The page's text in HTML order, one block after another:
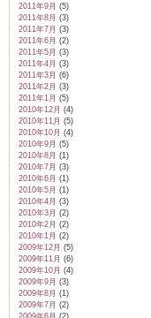
2011年9月 (5)
2011年8月 (3)
2011年7月 (3)
2011年6月 (2)
2011年5月 (3)
2011年4月 (3)
2011年3月 (6)
2011年2月 (3)
2011年1月 (5)
2010年12月 (4)
2010年11月 (5)
2010年10月 (4)
2010年9月 (5)
2010年8月 (1)
2010年7月 (3)
2010年6月 (1)
2010年5月 (1)
2010年4月 (3)
2010年3月 (2)
2010年2月 (2)
2010年1月 (2)
2009年12月 (5)
2009年11月 (6)
2009年10月 (4)
2009年9月 (3)
2009年8月 (1)
2009年7月 (2)
2009年6月 (2)